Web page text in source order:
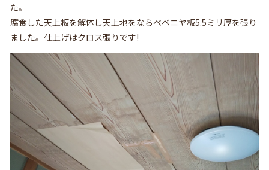
た。
腐食した天上板を解体し天上地をならべベニヤ板5.5ミリ厚を張り
ました。仕上げはクロス張りです!